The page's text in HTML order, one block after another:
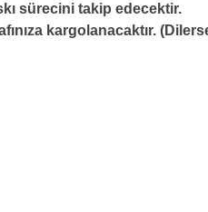
sürecini takip edecektir.
kargolanacaktır.